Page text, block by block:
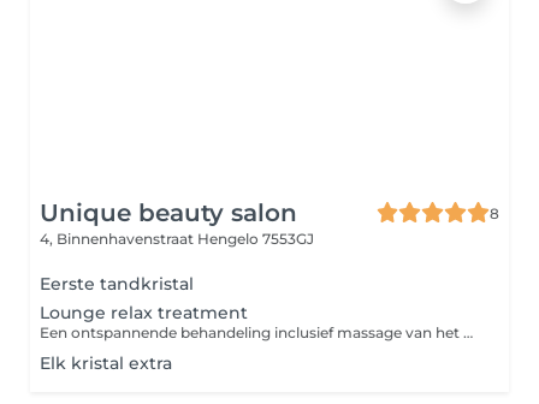
Unique beauty salon
8
4, Binnenhavenstraat Hengelo 7553GJ
Eerste tandkristal
Lounge relax treatment
Een ontspannende behandeling inclusief massage van het gelaat, hals en decolleté met warme olie. Perfect om even helemaal tot rust te komen.
Elk kristal extra